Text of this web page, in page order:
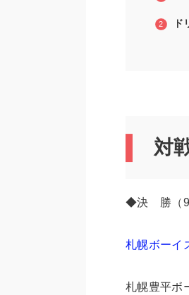
ド
対
◆決 勝（9
札幌ボーイ
札幌豊平ボ